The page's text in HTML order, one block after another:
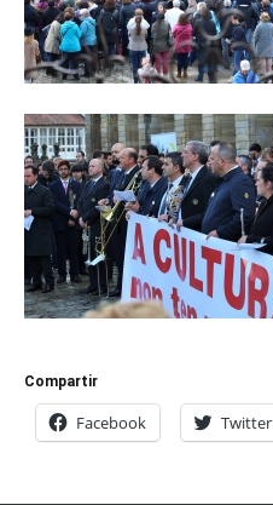
Compartir
Facebook Twitter